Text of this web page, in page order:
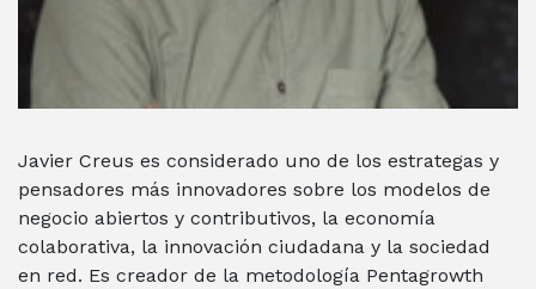
Javier Creus es considerado uno de los estrategas y
pensadores más innovadores sobre los modelos de
negocio abiertos y contributivos, la economía
colaborativa, la innovación ciudadana y la sociedad
en red. Es creador de la metodología Pentagrowth